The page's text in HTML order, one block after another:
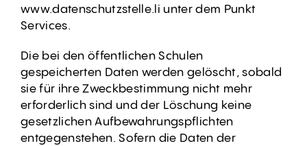
www.datenschutzstelle.li unter dem Punkt
Services.
Die bei den öffentlichen Schulen
gespeicherten Daten werden gelöscht, sobald
sie für ihre Zweckbestimmung nicht mehr
erforderlich sind und der Löschung keine
gesetzlichen Aufbewahrungspflichten
entgegenstehen. Sofern die Daten der